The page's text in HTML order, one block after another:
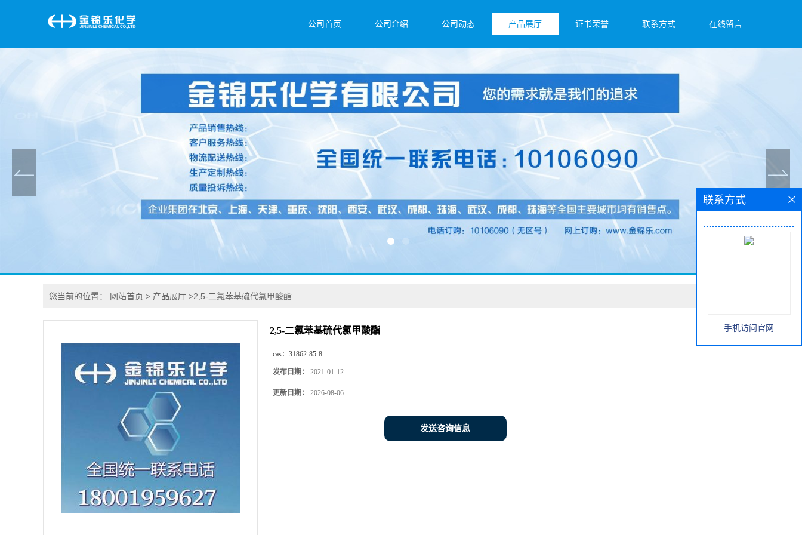
公司首页 公司介绍 公司动态 产品展厅 证书荣誉 联系方式 在线留言
您当前的位置： 网站首页 > 产品展厅 >2,5-二氯苯基硫代氯甲酸酯
2,5-二氯苯基硫代氯甲酸酯
cas： 31862-85-8
发布日期： 2021-01-12
更新日期： 2026-08-06
发送咨询信息
联系方式
手机访问官网